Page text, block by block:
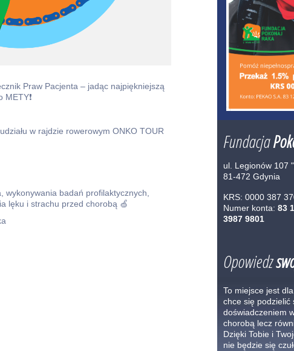
Praw Pacjenta – jadąc najpiękniejszą
w rajdzie rowerowym ONKO TOUR
wykonywania badań profilaktycznych,
lęku i strachu przed chorobą 🍏
Fundacja
ul. Legionów 107
81-472 Gdynia
KRS: 0000 387
Numer konta:83
3987 9801
Opowiedz
To miejsce jest
chce się podzielić
doświadczeniem
chorobą lecz
Dzięki Tobie i
nie będzie się